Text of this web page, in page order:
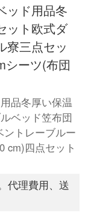
ッド用品冬
ット欧式ダ
寮三点セッ
シーツ(布団
品冬厚い保温
ベッド笠布団
トレーブルー
cm)四点セット
代理費用、送